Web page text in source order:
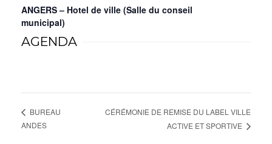
ANGERS – Hotel de ville (Salle du conseil
municipal)
AGENDA
BUREAU
ANDES
CÉRÉMONIE DE REMISE DU LABEL VILLE
ACTIVE ET SPORTIVE